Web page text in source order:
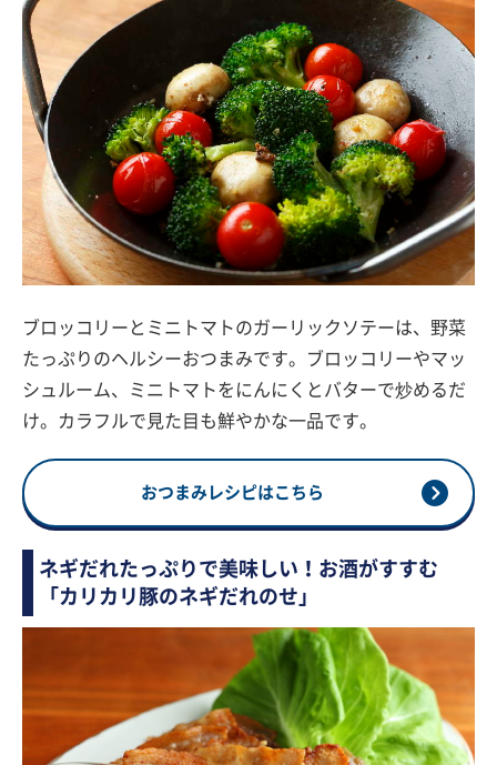
ブロッコリーとミニトマトのガーリックソテーは、野菜
たっぷりのヘルシーおつまみです。ブロッコリーやマッ
シュルーム、ミニトマトをにんにくとバターで炒めるだ
け。カラフルで見た目も鮮やかな一品です。
おつまみレシピはこちら
ネギだれたっぷりで美味しい！お酒がすすむ
「カリカリ豚のネギだれのせ」